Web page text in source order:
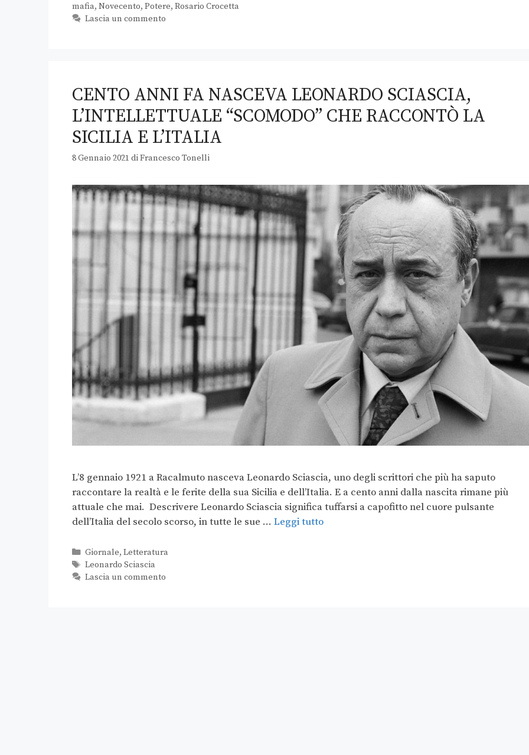
mafia, Novecento, Potere, Rosario Crocetta
Lascia un commento
CENTO ANNI FA NASCEVA LEONARDO SCIASCIA,
L’INTELLETTUALE “SCOMODO” CHE RACCONTÒ LA
SICILIA E L’ITALIA
8 Gennaio 2021 diFrancesco Tonelli
L’8 gennaio 1921 a Racalmuto nasceva Leonardo Sciascia, uno degli scrittori che più ha saputo
raccontare la realtà e le ferite della sua Sicilia e dell’Italia. E a cento anni dalla nascita rimane più
attuale che mai. Descrivere Leonardo Sciascia significa tuffarsi a capofitto nel cuore pulsante
dell’Italia del secolo scorso, in tutte le sue … Leggi tutto
Giornale, Letteratura
Leonardo Sciascia
Lascia un commento